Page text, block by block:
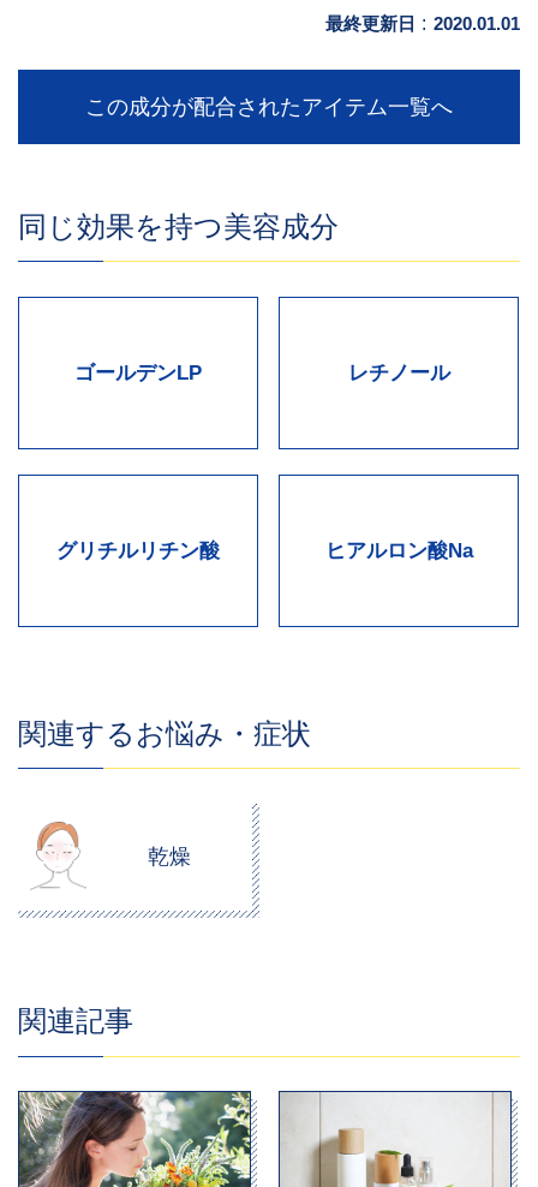
最終更新日 : 2020.01.01
この成分が配合されたアイテム一覧へ
同じ効果を持つ美容成分
ゴールデンLP レチノール
グリチルリチン酸 ヒアルロン酸Na
関連するお悩み・症状
乾燥
関連記事